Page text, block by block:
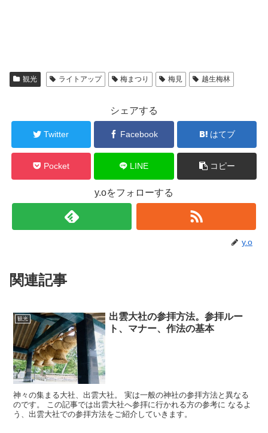
観光 ライトアップ 梅まつり 梅見 越生梅林
シェアする
Twitter Facebook はてブ
Pocket LINE コピー
y.oをフォローする
y.o
関連記事
観光
出雲大社の参拝方法。参拝ルー
ト、マナー、作法の基本
神々の集まる大社、出雲大社。 実は一般の神社の参拝方法と異なる
のです。 この記事では出雲大社へ参拝に行かれる方の参考に なるよ
う、出雲大社での参拝方法をご紹介していきます。